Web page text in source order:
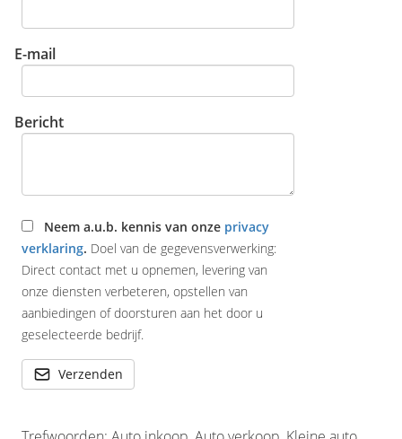
E-mail
Bericht
Neem a.u.b. kennis van onze privacy
verklaring. Doel van de gegevensverwerking:
Direct contact met u opnemen, levering van
onze diensten verbeteren, opstellen van
aanbiedingen of doorsturen aan het door u
geselecteerde bedrijf.
Verzenden